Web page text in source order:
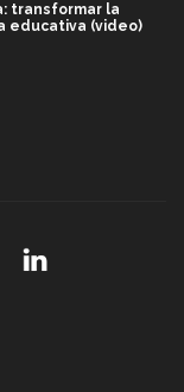
transformar la
educativa (video)
2026! (video)